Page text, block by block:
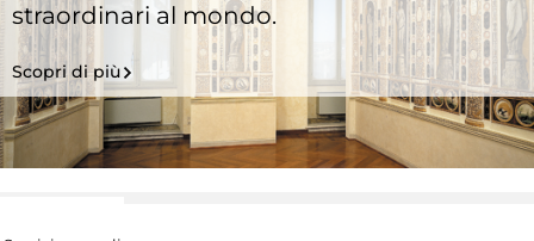
straordinari al mondo.
Scopri di più